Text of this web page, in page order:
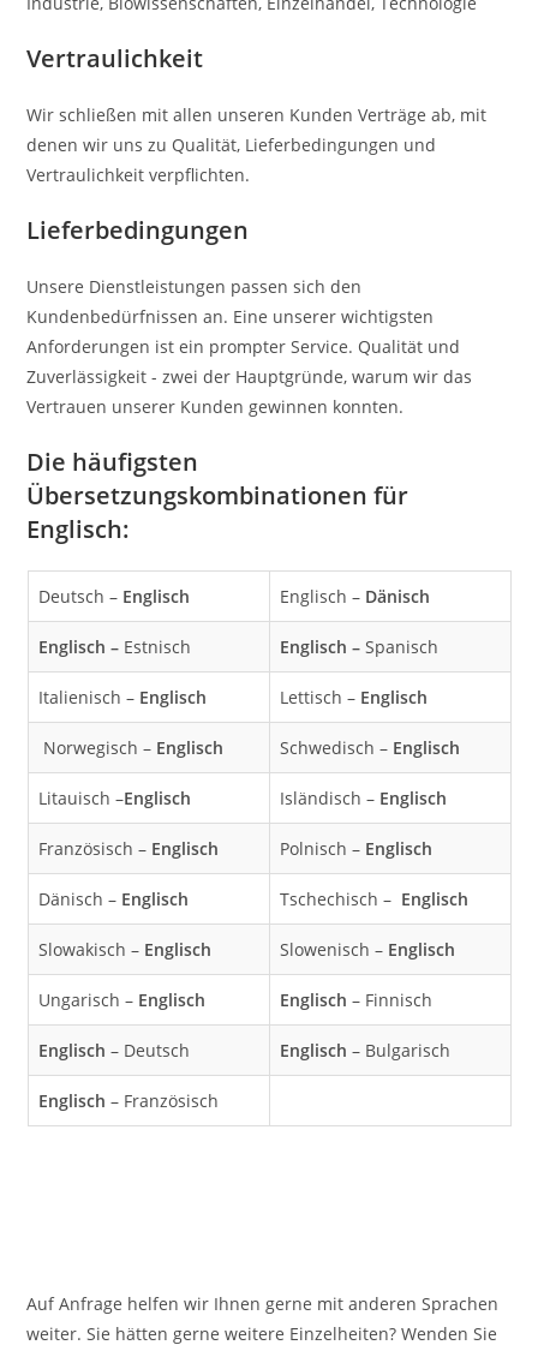
Vertraulichkeit
Wir schließen mit allen unseren Kunden Verträge ab, mit
denen wir uns zu Qualität, Lieferbedingungen und
Vertraulichkeit verpflichten.
Lieferbedingungen
Unsere Dienstleistungen passen sich den
Kundenbedürfnissen an. Eine unserer wichtigsten
Anforderungen ist ein prompter Service. Qualität und
Zuverlässigkeit - zwei der Hauptgründe, warum wir das
Vertrauen unserer Kunden gewinnen konnten.
Die häufigsten
Übersetzungskombinationen für
Englisch:
Deutsch – Englisch Englisch – Dänisch
Englisch – Estnisch Englisch –Spanisch
Italienisch – Englisch Lettisch – Englisch
Norwegisch – Englisch Schwedisch – Englisch
Litauisch –Englisch Isländisch – Englisch
Französisch – Englisch Polnisch – Englisch
Dänisch – Englisch Tschechisch – Englisch
Slowakisch – Englisch Slowenisch – Englisch
Ungarisch – Englisch Englisch – Finnisch
Englisch – Deutsch Englisch – Bulgarisch
Englisch – Französisch
Auf Anfrage helfen wir Ihnen gerne mit anderen Sprachen
weiter. Sie hätten gerne weitere Einzelheiten? Wenden Sie